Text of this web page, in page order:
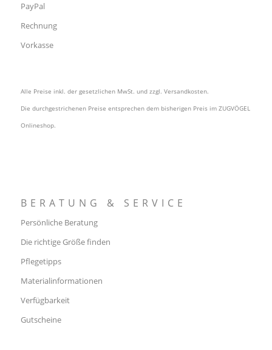
PayPal
Rechnung
Vorkasse
Alle Preise inkl. der gesetzlichen MwSt. und zzgl. Versandkosten.
Die durchgestrichenen Preise entsprechen dem bisherigen Preis im ZUGVÖGEL
Onlineshop.
BERATUNG & SERVICE
Persönliche Beratung
Die richtige Größe finden
Pflegetipps
Materialinformationen
Verfügbarkeit
Gutscheine